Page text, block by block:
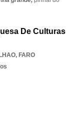
De Culturas
, FARO